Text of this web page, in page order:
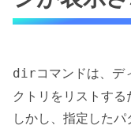
dirコマンドは、デ
クトリをリストする
しかし、指定した